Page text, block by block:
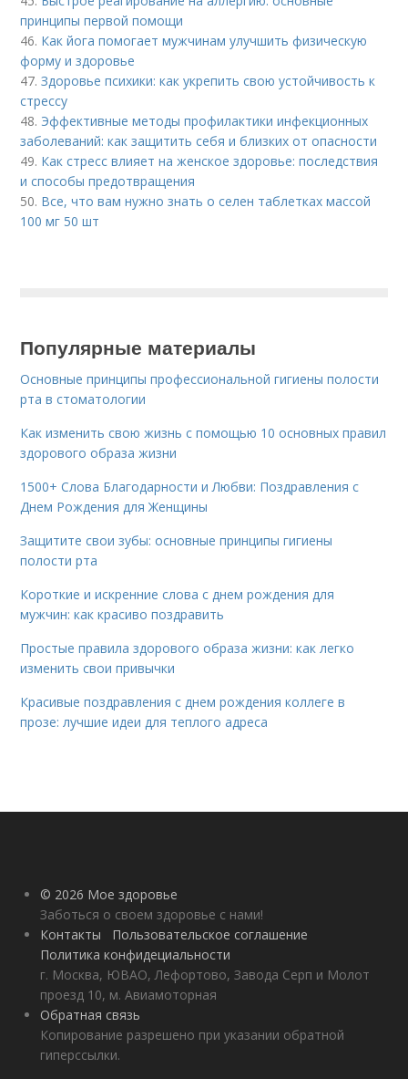
принципы первой помощи
46. Как йога помогает мужчинам улучшить физическую
форму и здоровье
47.Здоровье психики: как укрепить свою устойчивость к
стрессу
48. Эффективные методы профилактики инфекционных
заболеваний: как защитить себя и близких от опасности
49. Как стресс влияет на женское здоровье: последствия
и способы предотвращения
50. Все, что вам нужно знать о селен таблетках массой
100 мг 50 шт
Популярные материалы
Основные принципы профессиональной гигиены полости
рта в стоматологии
Как изменить свою жизнь с помощью 10 основных правил
здорового образа жизни
1500+ Слова Благодарности и Любви: Поздравления с
Днем Рождения для Женщины
Защитите свои зубы: основные принципы гигиены
полости рта
Короткие и искренние слова с днем рождения для
мужчин: как красиво поздравить
Простые правила здорового образа жизни: как легко
изменить свои привычки
Красивые поздравления с днем рождения коллеге в
прозе: лучшие идеи для теплого адреса
© 2026 Мое здоровье
Заботься о своем здоровье с нами!
Контакты
Пользовательское соглашение
Политика конфидециальности
г. Москва, ЮВАО, Лефортово, Завода Серп и Молот
проезд 10, м. Авиамоторная
Обратная связь
Копирование разрешено при указании обратной
гиперссылки.